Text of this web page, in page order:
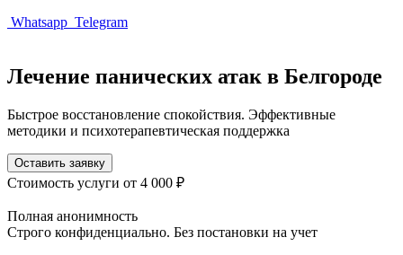
Whatsapp Telegram
Лечение панических атак в Белгороде
Быстрое восстановление спокойствия. Эффективные
методики и психотерапевтическая поддержка
Оставить заявку
Стоимость услуги от 4 000 ₽
Полная анонимность
Строго конфиденциально. Без постановки на учет